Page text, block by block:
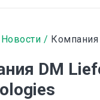
Новости Компания
DM